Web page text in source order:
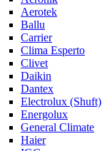
Aerotek
Ballu
Carrier
Clima Esperto
Clivet
Daikin
Dantex
Electrolux (Shuft)
Energolux
General Climate
Haier